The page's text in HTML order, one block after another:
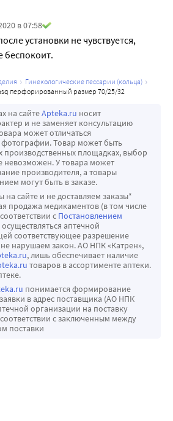
в 07:58
установки не чувствуется,
беспокоит.
гинекологические пессарии (кольца)
перфорированный размер 70/25/32
на сайтеApteka.ru носит
и не заменяет консультацию
может отличаться
Товар может быть
производственных площадках, выбор
невозможен. У товара может
производителя, а товары
могут быть в заказе.
сайте и не доставляем заказы*
продажа медикаментов (в том числе
с Постановлением
аптечной
соответствующее разрешение
нарушаем закон. АО НПК «Катрен»,
, лишь обеспечивает наличие
товаров в ассортименте аптеки.
понимается формирование
в адрес поставщика (АО НПК
организации на поставку
с заключенным между
поставки